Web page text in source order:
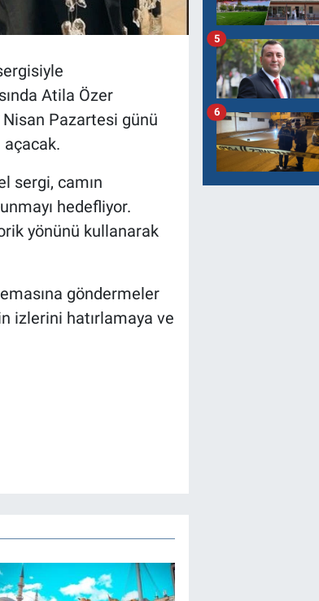
Atila Özer
Pazartesi günü
açacak.
sergi, camın
hedefliyor.
yönünü kullanarak
göndermeler
izlerini hatırlamaya ve
5
6